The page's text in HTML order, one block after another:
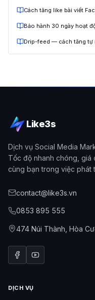
Cách tăng like bài viết
Bảo hành 30 ngày hoạt
Drip-feed — cách tăng tự
Like3s
Dịch vụ Social Media
Tốc độ nhanh chóng, giá
cùng bạn trong việc phát
contact@like3s.vn
0853 895 555
474 Núi Thành, Hòa
DỊCH VỤ